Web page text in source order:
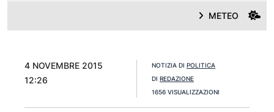
METEO
4 NOVEMBRE 2015
12:26
NOTIZIA DI POLITICA
DI REDAZIONE
1656 VISUALIZZAZIONI